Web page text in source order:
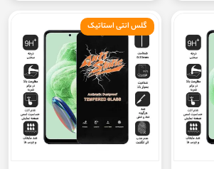
گلس انتی استاتیک